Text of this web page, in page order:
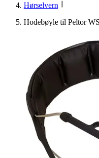
Hørselvern
Hodebøyle til Peltor